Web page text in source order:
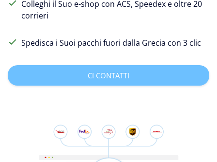
Colleghi il Suo e-shop con ACS, Speedex e oltre 20
corrieri
Spedisca i Suoi pacchi fuori dalla Grecia con 3 clic
CI CONTATTI